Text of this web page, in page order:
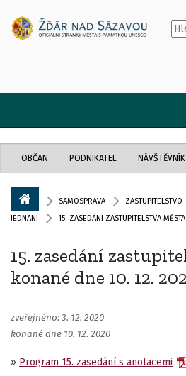
OBČAN PODNIKATEL NÁVŠTĚVNÍK
SAMOSPRÁVA ZASTUPITELSTVO
JEDNÁNÍ
15. ZASEDÁNÍ ZASTUPITELSTVA
15. zasedání
konané dne 10. 12.
zveřejněno: 3. 12. 2020
konané dne 10. 12. 2020
» Program 15. zasedání s anotacemi